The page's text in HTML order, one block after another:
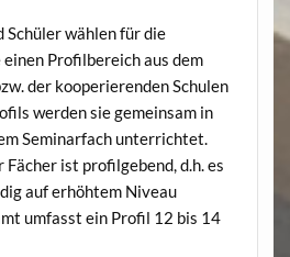
Schüler wählen für die
Profilbereich aus dem
der kooperierenden Schulen
werden sie gemeinsam in
Seminarfach unterrichtet.
ist profilgebend, d.h. es
auf erhöhtem Niveau
umfasst ein Profil 12 bis 14